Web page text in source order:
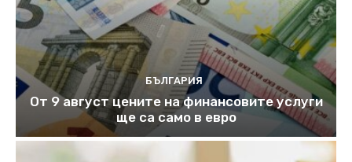
БЪЛГАРИЯ
От 9 август цените на финансовите услуги
ще са само в евро